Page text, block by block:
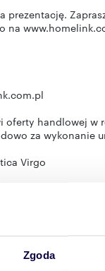
Zgoda
prezentację.
na
oferty handlowej w
za wykonanie
Virgo